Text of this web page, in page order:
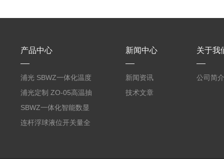
产品中心
浦光 SBWZ一体化温度
变送器传感器 防爆热电
阻PT100 数显远传4-
20mA2
浦光定制 ZO-05高温抽
气式氧化锆分析仪 防爆
耐腐蚀检测仪
SBWZ一体化智能数显
温度变送器传感器防爆
连杆浮球液位开关量全
新闻中心
新闻资讯
技术文章
关于我
公司简介